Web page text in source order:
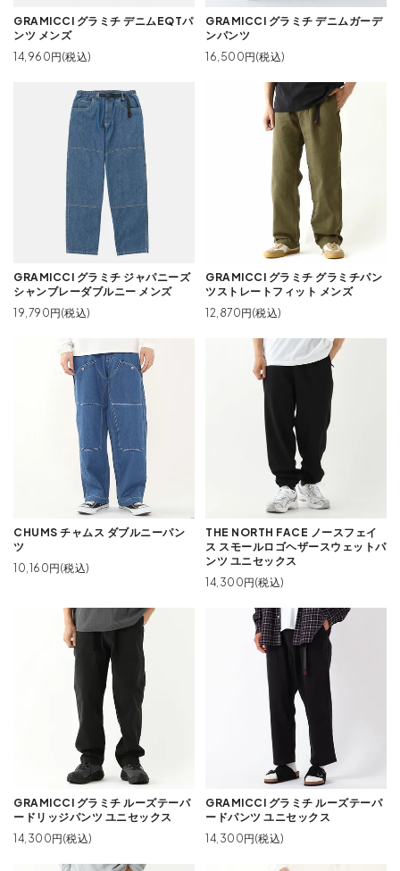
GRAMICCI グラミチ デニムEQTパ
ンツ メンズ
14,960円(税込)
GRAMICCI グラミチ デニムガーデ
ンパンツ
16,500円(税込)
GRAMICCI グラミチ ジャパニーズ
シャンブレーダブルニー メンズ
19,790円(税込)
GRAMICCI グラミチ グラミチパン
ツストレートフィット メンズ
12,870円(税込)
CHUMS チャムス ダブルニーパン
ツ
10,160円(税込)
THE NORTH FACE ノースフェイ
ス スモールロゴヘザースウェットパ
ンツ ユニセックス
14,300円(税込)
GRAMICCI グラミチ ルーズテーパ
ードリッジパンツ ユニセックス
14,300円(税込)
GRAMICCI グラミチ ルーズテーパ
ードパンツ ユニセックス
14,300円(税込)